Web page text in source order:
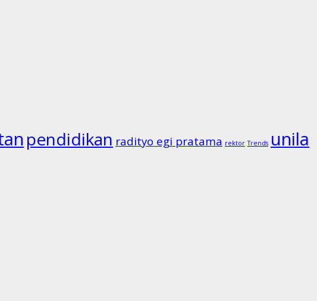
pendidikan radityo egi pratama rektor Trends unila